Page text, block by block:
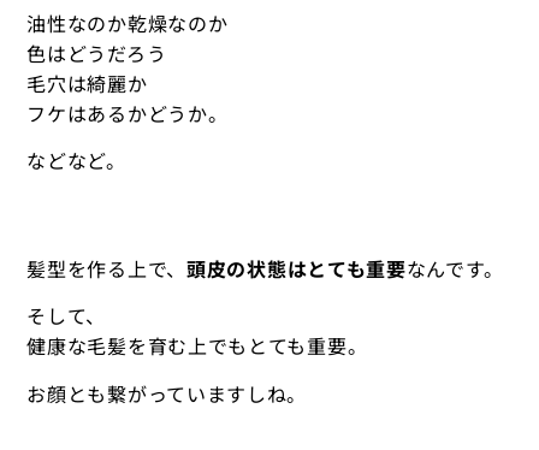
油性なのか乾燥なのか
色はどうだろう
毛穴は綺麗か
フケはあるかどうか。
などなど。
髪型を作る上で、 頭皮の状態はとても重要なんです。
そして、
健康な毛髪を育む上でもとても重要。
お顔とも繋がっていますしね。